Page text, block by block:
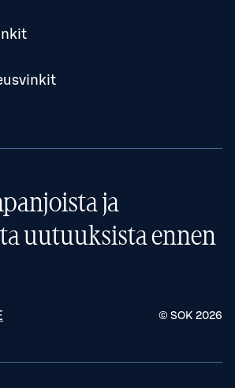
ja
uutuuksista ennen
© SOK 2026